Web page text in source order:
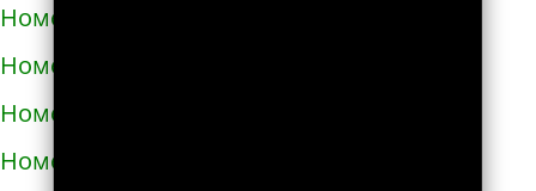
Номера телефонов такси в Тараще
Номера телефонов такси в Татарбунарах
Номера телефонов такси в Теплодаре
Номера телефонов такси в Теребовле